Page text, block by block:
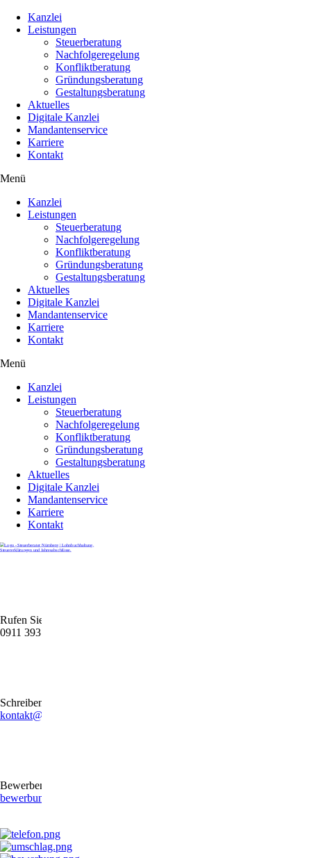
Kanzlei
Leistungen
Steuerberatung
Nachfolgeregelung
Konfliktberatung
Gründungsberatung
Gestaltungsberatung
Aktuelles
Digitale Kanzlei
Mandantenservice
Karriere
Kontakt
Menü
Kanzlei
Leistungen
Steuerberatung
Nachfolgeregelung
Konfliktberatung
Gründungsberatung
Gestaltungsberatung
Aktuelles
Digitale Kanzlei
Mandantenservice
Karriere
Kontakt
Menü
Kanzlei
Leistungen
Steuerberatung
Nachfolgeregelung
Konfliktberatung
Gründungsberatung
Gestaltungsberatung
Aktuelles
Digitale Kanzlei
Mandantenservice
Karriere
Kontakt
Rufen Sie uns gerne an
0911 39372790
Schreiben Sie uns gerne eine E-Mail
kontakt@stb-becker-zeiler.de
Bewerben Sie sich online oder per E-Mail
bewerbung@stb-becker-zeiler.de